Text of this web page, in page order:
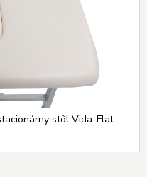
stôl Vida-Flat